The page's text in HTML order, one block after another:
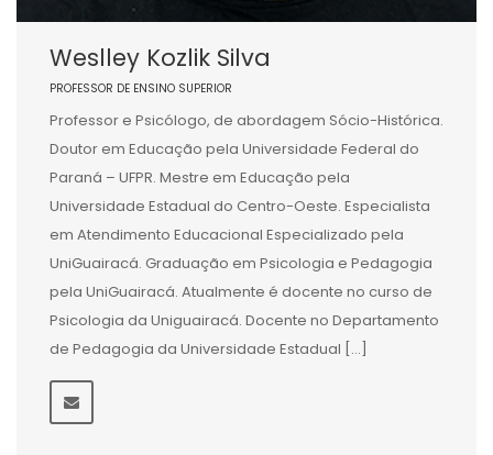
Weslley Kozlik Silva
PROFESSOR DE ENSINO SUPERIOR
Professor e Psicólogo, de abordagem Sócio-Histórica.
Doutor em Educação pela Universidade Federal do
Paraná – UFPR. Mestre em Educação pela
Universidade Estadual do Centro-Oeste. Especialista
em Atendimento Educacional Especializado pela
UniGuairacá. Graduação em Psicologia e Pedagogia
pela UniGuairacá. Atualmente é docente no curso de
Psicologia da Uniguairacá. Docente no Departamento
de Pedagogia da Universidade Estadual […]